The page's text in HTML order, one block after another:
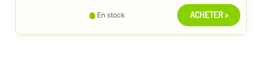
En stock ACHETER >